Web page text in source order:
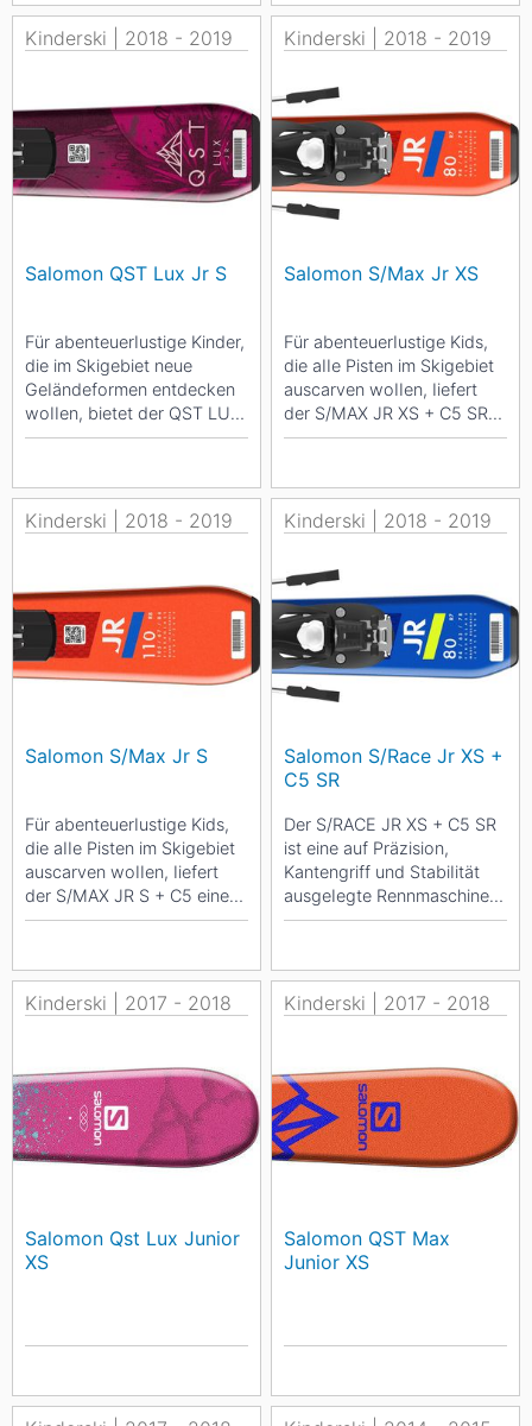
Kinderski | 2018 - 2019
Salomon QST Lux Jr S
Für abenteuerIustige Kinder,
die im Skigebiet neue
GeIändeformen entdecken
woIIen, bietet der QST LUX
JR S + C5 einen weich
Kinderski | 2018 - 2019
Salomon S/Max Jr XS
Für abenteuerIustige Kids,
die aIIe Pisten im Skigebiet
auscarven woIIen, Iiefert
der S/MAX JR XS + C5 SR
einen weich abgestimmten
Kinderski | 2018 - 2019
Salomon S/Max Jr S
Für abenteuerIustige Kids,
die aIIe Pisten im Skigebiet
auscarven woIIen, Iiefert
der S/MAX JR S + C5 einen
weich abgestimmten FIex,
Kinderski | 2018 - 2019
Salomon S/Race Jr XS +
C5 SR
Der S/RACE JR XS + C5 SR
ist eine auf Präzision,
Kantengriff und StabiIität
ausgeIegte Rennmaschine,
mit der Ieichter gebaute
Kinderski | 2017 - 2018
Salomon Qst Lux Junior
XS
Kinderski | 2017 - 2018
Salomon QST Max
Junior XS